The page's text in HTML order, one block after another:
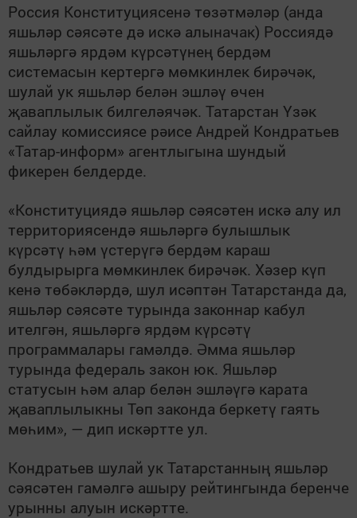
Россия Конституциясенә төзәтмәләр (анда
яшьләр сәясәте дә искә алыначак) Россиядә
яшьләргә ярдәм күрсәтүнең бердәм
системасын кертергә мөмкинлек бирәчәк,
шулай ук яшьләр белән эшләү өчен
җаваплылык билгеләячәк. Татарстан Үзәк
сайлау комиссиясе рәисе Андрей Кондратьев
«Татар-информ» агентлыгына шундый
фикерен белдерде.
«Конституциядә яшьләр сәясәтен искә алу ил
территориясендә яшьләргә булышлык
күрсәтү һәм үстерүгә бердәм караш
булдырырга мөмкинлек бирәчәк. Хәзер күп
кенә төбәкләрдә, шул исәптән Татарстанда да,
яшьләр сәясәте турында законнар кабул
ителгән, яшьләргә ярдәм күрсәтү
программалары гамәлдә. Әмма яшьләр
турында федераль закон юк. Яшьләр
статусын һәм алар белән эшләүгә карата
җаваплылыкны Төп законда беркетү гаять
мөһим», — дип искәртте ул.
Кондратьев шулай ук Татарстанның яшьләр
сәясәтен гамәлгә ашыру рейтингында беренче
урынны алуын искәртте.